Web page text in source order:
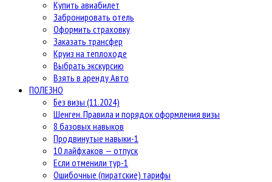
Купить авиабилет
Забронировать отель
Оформить страховку
Заказать трансфер
Круиз на теплоходе
Выбрать экскурсию
Взять в аренду Авто
ПОЛЕЗНО
Без визы (11.2024)
Шенген. Правила и порядок оформления визы
8 базовых навыков
Продвинутые навыки-1
10 лайфхаков — отпуск
Если отменили тур-1
Ошибочные (пиратские) тарифы